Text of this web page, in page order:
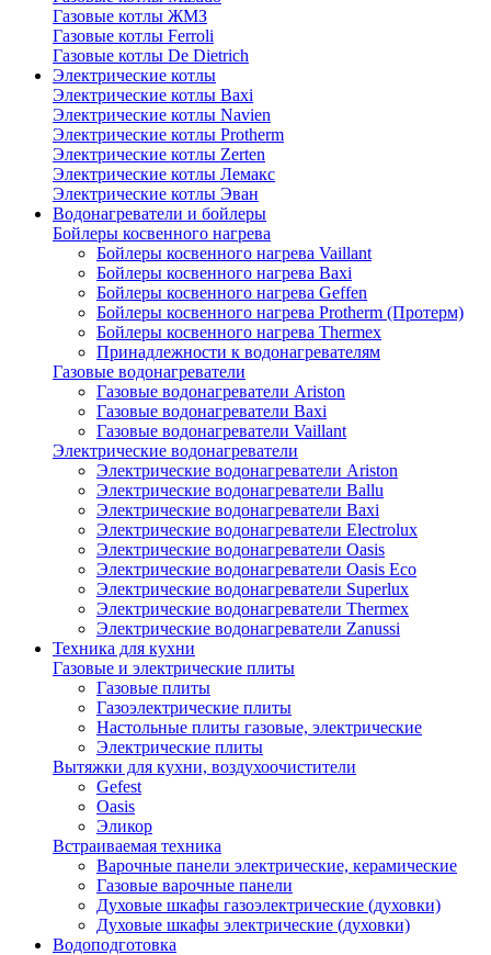
Газовые котлы ЖМЗ
Газовые котлы Ferroli
Газовые котлы De Dietrich
Электрические котлы
Электрические котлы Baxi
Электрические котлы Navien
Электрические котлы Protherm
Электрические котлы Zerten
Электрические котлы Лемакс
Электрические котлы Эван
Водонагреватели и бойлеры
Бойлеры косвенного нагрева
Бойлеры косвенного нагрева Vaillant
Бойлеры косвенного нагрева Baxi
Бойлеры косвенного нагрева Geffen
Бойлеры косвенного нагрева Protherm (Протерм)
Бойлеры косвенного нагрева Thermex
Принадлежности к водонагревателям
Газовые водонагреватели
Газовые водонагреватели Ariston
Газовые водонагреватели Baxi
Газовые водонагреватели Vaillant
Электрические водонагреватели
Электрические водонагреватели Ariston
Электрические водонагреватели Ballu
Электрические водонагреватели Baxi
Электрические водонагреватели Electrolux
Электрические водонагреватели Oasis
Электрические водонагреватели Oasis Eco
Электрические водонагреватели Superlux
Электрические водонагреватели Thermex
Электрические водонагреватели Zanussi
Техника для кухни
Газовые и электрические плиты
Газовые плиты
Газоэлектрические плиты
Настольные плиты газовые, электрические
Электрические плиты
Вытяжки для кухни, воздухоочистители
Gefest
Oasis
Эликор
Встраиваемая техника
Варочные панели электрические, керамические
Газовые варочные панели
Духовые шкафы газоэлектрические (духовки)
Духовые шкафы электрические (духовки)
Водоподготовка